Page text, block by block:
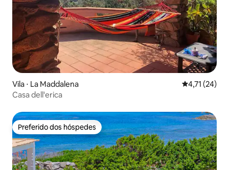
Vila ⋅ La Maddalena 4,71 de uma
4,71 (24)
Casa dell'erica
Preferido dos hóspedes
Preferido dos hóspedes